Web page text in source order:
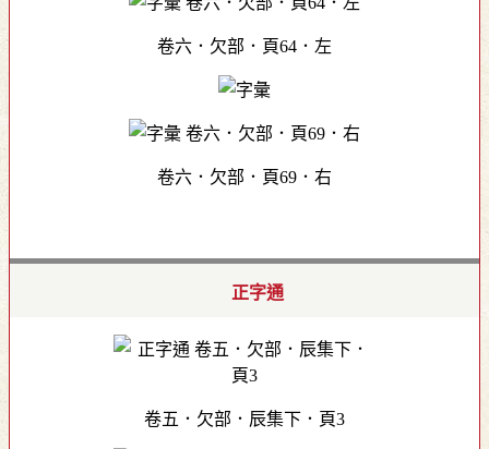
卷六．欠部．頁64．左
卷六．欠部．頁69．右
正字通
卷五．欠部．辰集下．頁3